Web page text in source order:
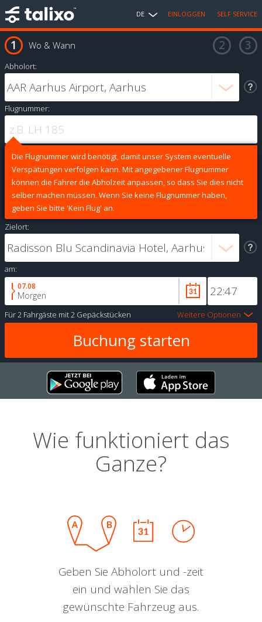
DE EINLOGGEN SELF SERVICE
Wo & Wann
Abholort:
Flugnummer:
Die Flugnummer wird benötigt, damit unser System eventuelle
Verspätungen verfolgen kann. Mit angegebener Flugnummer
können die Fahrer die Abholzeit anpassen, so dass Sie dies nicht
selber machen müssen. Wenn Sie keine Flugnummer haben,
geben Sie bitte 'Kein Flug' an.
Zielort:
am:
07.08
Morgen
Für2 Fahrgäste mit2 Gepäckstücken Weitere Optionen
Wie funktioniert das
Ganze?
Geben Sie Abholort und -zeit
ein und wählen Sie das
gewünschte Fahrzeug aus.